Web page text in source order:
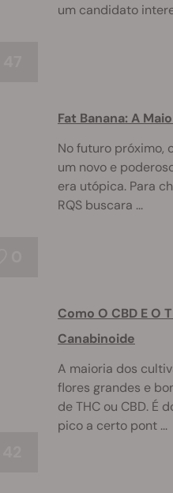
um candidato
Fat Banana: A
No futuro próximo,
um novo e
era utópica. Para
RQS buscara ...
Como O CBD E O
Canabinoide
A maioria dos
flores grandes e
de THC ou CBD. É
pico a certo pont ...